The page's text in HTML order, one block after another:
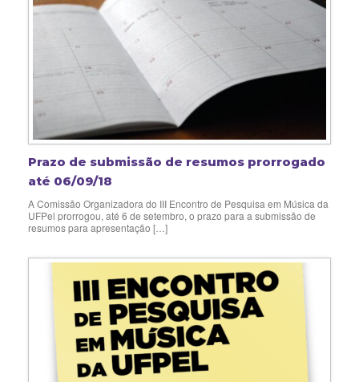
Prazo de submissão de resumos prorrogado
até 06/09/18
A Comissão Organizadora do III Encontro de Pesquisa em Música da
UFPel prorrogou, até 6 de setembro, o prazo para a submissão de
resumos para apresentação […]